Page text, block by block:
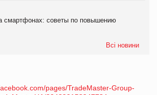
смартфонах: советы по повышению
Всі новини